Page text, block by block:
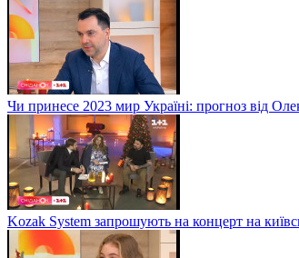
Чи принесе 2023 мир Україні: прогноз від
Kozak System запрошують на концерт на